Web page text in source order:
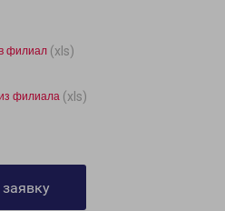
филиал (xls)
филиала (xls)